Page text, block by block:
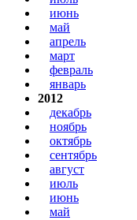
июнь
май
апрель
март
февраль
январь
2012
декабрь
ноябрь
октябрь
сентябрь
август
июль
июнь
май